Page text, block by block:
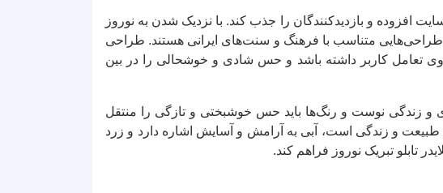
افزوده و بازدیدکنندگان را جذب کند. با نزدیک شدن به نوروز
طراحی‌هایی متناسب با فرهنگ و سنت‌های ایرانی هستند. طراحی
تعامل کاربر داشته باشد و حس شادی و خوشحالی را در بین
و زندگی نوست و رنگ‌ها باید حس خوشبختی و تازگی را منتقل
طبیعت و زندگی است، آبی به آرامش و آسایش اشاره دارد و زرد
تابلو تبریک نوروز فراهم کند.